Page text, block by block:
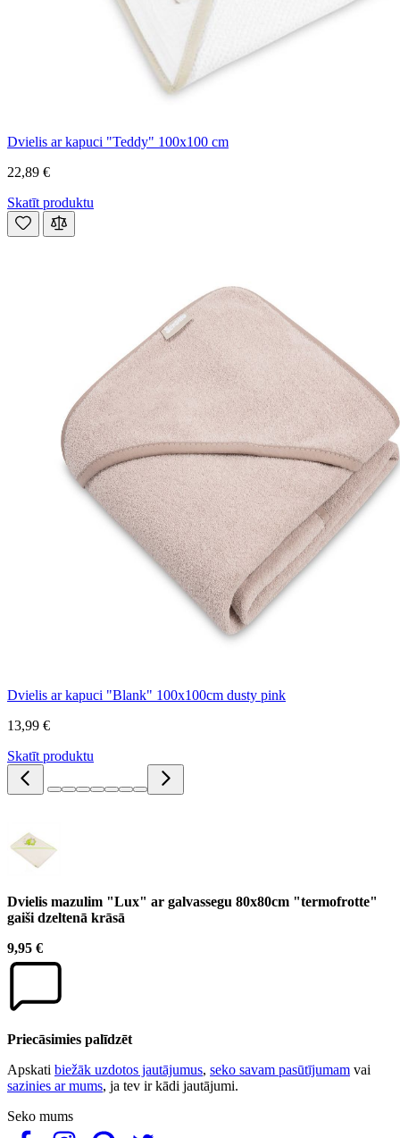
Dvielis ar kapuci "Teddy" 100x100 cm
22,89 €
Skatīt produktu
Dvielis ar kapuci "Blank" 100x100cm dusty pink
13,99 €
Skatīt produktu
Dvielis mazulim "Lux" ar galvassegu 80x80cm "termofrotte"
gaiši dzeltenā krāsā
9,95 €
Priecāsimies palīdzēt
Apskati biežāk uzdotos jautājumus, seko savam pasūtījumam vai
sazinies ar mums, ja tev ir kādi jautājumi.
Seko mums